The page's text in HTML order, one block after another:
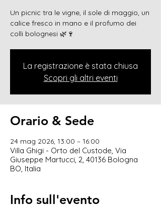
Un picnic tra le vigne, il sole di maggio, un
calice fresco in mano e il profumo dei
colli bolognesi 🌿🍷
La registrazione è stata chiusa
Scopri gli altri eventi
Orario & Sede
24 mag 2026, 13:00 – 16:00
Villa Ghigi - Orto del Custode, Via
Giuseppe Martucci, 2, 40136 Bologna
BO, Italia
Info sull'evento